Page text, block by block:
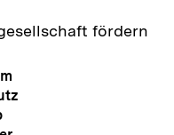
fördern